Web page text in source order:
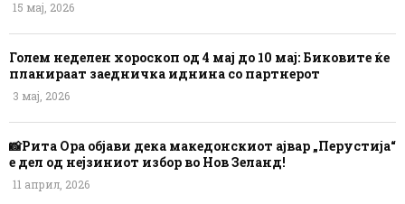
15 мај, 2026
Голем неделен хороскоп од 4 мај до 10 мај: Биковите ќе
планираат заедничка иднина со партнерот
3 мај, 2026
📸Рита Ора објави дека македонскиот ајвар „Перустија“
е дел од нејзиниот избор во Нов Зеланд!
11 април, 2026